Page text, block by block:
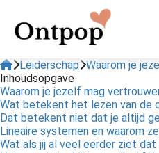
Leiderschap Waarom je
Inhoudsopgave
Waarom je jezelf mag
Wat betekent het lezen van de
Dat betekent niet dat je altijd
Lineaire systemen en waarom
Wat als jij al veel eerder ziet